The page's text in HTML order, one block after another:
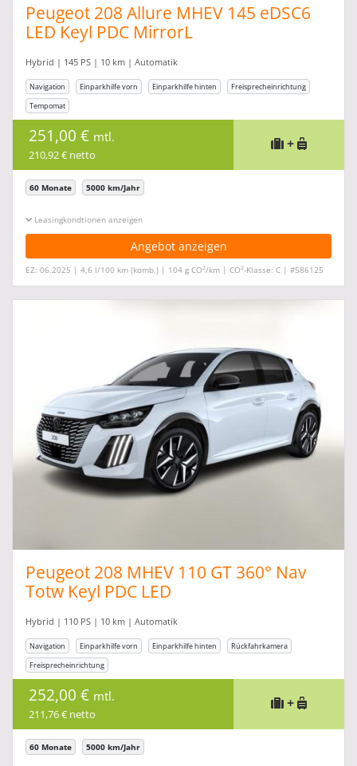
Peugeot 208 Allure MHEV 145 eDSC6
LED Keyl PDC MirrorL
Hybrid | 145 PS | 10 km | Automatik
Navigation Einparkhilfe vorn Einparkhilfe hinten
Freisprecheinrichtung
Tempomat
251,00 € mtl.
210,92 € netto
+
60 Monate 5000 km/Jahr
Leasingkonditionen ein-/ausblenden
Angebot anzeigen
EZ: 06.2025 | 4,6 l/100 km (komb.) | 104 g CO2/km | CO2-Klasse: C | #586125
Peugeot 208 MHEV 110 GT 360° Nav
Totw Keyl PDC LED
Hybrid | 110 PS | 10 km | Automatik
Navigation Einparkhilfe vorn Einparkhilfe hinten
Rückfahrkamera
Freisprecheinrichtung
252,00 € mtl.
211,76 € netto
+
60 Monate 5000 km/Jahr